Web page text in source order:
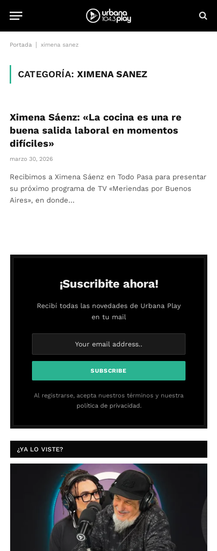
Portada ximena sanez
CATEGORÍA:XIMENA SANEZ
Ximena Sáenz: «La cocina es una re
buena salida laboral en momentos
difíciles»
marzo 30, 2026
Recibimos a Ximena Sáenz en Todo Pasa para presentar
su próximo programa de TV «Meriendas por Buenos
Aires», en donde…
¡Suscribite ahora!
Recibí todas las novedades de Urbana Play
en tu mail
Al registrarse, acepta nuestros términos y nuestra
política de privacidad.
¿YA LO VISTE?